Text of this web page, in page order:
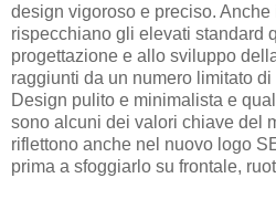
design vigoroso e preciso.
rispecchiano gli elevati standard
progettazione e allo sviluppo
raggiunti da un numero limitato
Design pulito e minimalista e
sono alcuni dei valori chiave del
riflettono anche nel nuovo logo
prima a sfoggiarlo su frontale,